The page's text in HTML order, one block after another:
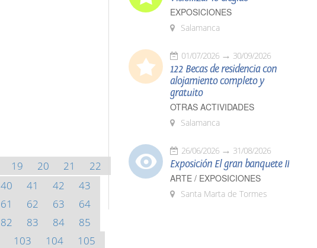
19 20 21
22
40 41 42
43
61 62 63
64
82 83 84
85
103 104
105
EXPOSICIONES
Salamanca
01/07/2026 30/09/2026
122 Becas de residencia con
alojamiento completo y
gratuito
OTRAS ACTIVIDADES
Salamanca
26/06/2026 31/08/2026
Exposición El gran banquete II
ARTE / EXPOSICIONES
Santa Marta de Tormes